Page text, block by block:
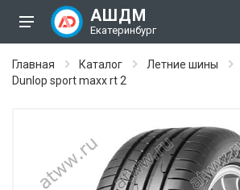
АШДМ
Екатеринбург
Главная Каталог Летние шины
Dunlop sport maxx rt 2